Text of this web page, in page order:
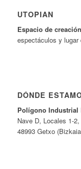
UTOPIAN
Espacio de creació
espectáculos y
DÓNDE
Polígono Industrial
Nave D, Locales 1-2,
48993 Getxo